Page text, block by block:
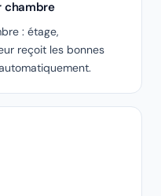
chambre
: étage,
reçoit les bonnes